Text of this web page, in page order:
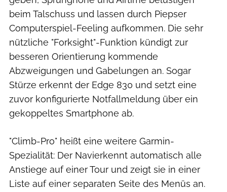
beim Talschuss und lassen durch Piepser
Computerspiel-Feeling aufkommen. Die sehr
nützliche "Forksight"-Funktion kündigt zur
besseren Orientierung kommende
Abzweigungen und Gabelungen an. Sogar
Stürze erkennt der Edge 830 und setzt eine
zuvor konfigurierte Notfallmeldung über ein
gekoppeltes Smartphone ab.
"Climb-Pro" heißt eine weitere Garmin-
Spezialität: Der Navierkennt automatisch alle
Anstiege auf einer Tour und zeigt sie in einer
Liste auf einer separaten Seite des Menüs an.